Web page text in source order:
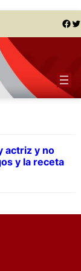
Facebook Twitter
actriz y no
y la receta